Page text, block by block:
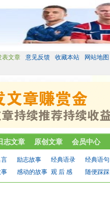
表文章 意见反馈 收藏本站 网站地图
志文章 原创文章 会员中心
励志故事 经典语录 经典语句
感动的故事 观 后 感 随便踩踩